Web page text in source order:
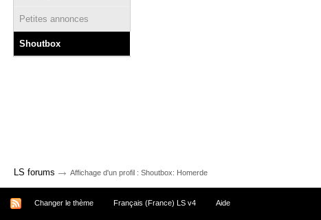
Petites annonces
Shoutbox
LS forums → Affichage d'un profil : Shoutbox: Homerde
Changer le thème Français (France) LS v4 Aide